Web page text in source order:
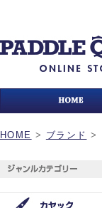
HOME > ブランド >